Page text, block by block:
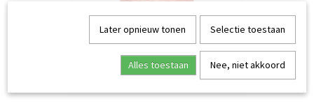
Later opnieuw tonen Selectie toestaan
Alles toestaan Nee, niet akkoord